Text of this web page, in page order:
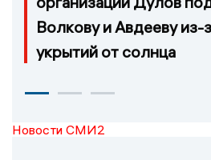
Волкову и Авдееву из-
укрытий от солнца
Новости СМИ2